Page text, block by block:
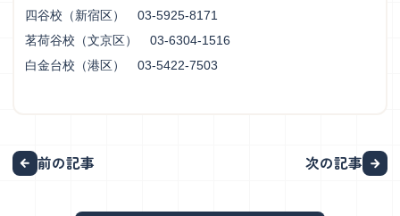
四谷校（新宿区） 03-5925-8171
茗荷谷校（文京区） 03-6304-1516
白金台校（港区） 03-5422-7503
前の記事 次の記事